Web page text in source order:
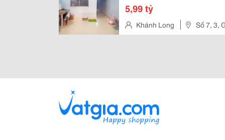
5,99 tỷ
Khánh Long Số 7, 3,